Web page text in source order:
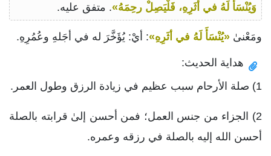
وَيُنْسَأَ لَهُ في أَثَرِهِ، فَلْيَصِلْ رحِمَهُ». متفق عليه.
ومَعْنىٰ «يُنْسَأَ لَهُ في أثَرِهِ»: أيْ: يُؤَخَّرَ له في أجَلهِ وعُمُرِهِ.
هداية الحديث:
1) صلة الأرحام سبب عظيم في زيادة الرزق وطول العمر.
2) الجزاء من جنس العمل؛ فمن أحسن إلىٰ قرابته بالصلة
أحسن الله إليه بالصلة في رزقه وعمره.